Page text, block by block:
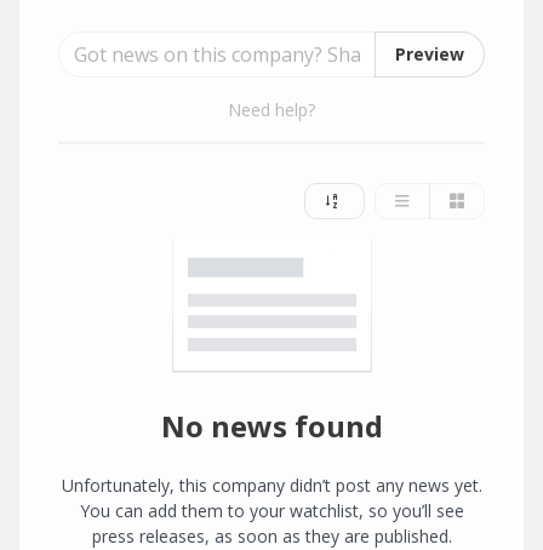
Preview
Need help?
No news found
Unfortunately, this company didn’t post any news yet.
You can add them to your watchlist, so you’ll see
press releases, as soon as they are published.